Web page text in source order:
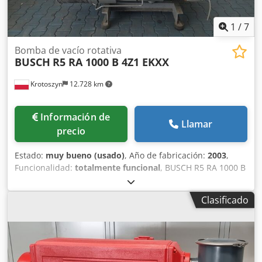
1 /7
Krotoszyn 12.728 km
Bomba de vacío rotativa
BUSCH R5 RA 1000 B 4Z1 EKXX
Información de
precio
Llamar
Estado: muy bueno (usado), Año de fabricación: 2003,
Funcionalidad: totalmente funcional, BUSCH R5 RA 1000 B
| Bomba de vacío rotativa / Sistema de vacío de alto
rendimiento Fabricante: Busch Vacuum Solutions Modelo /
Tipo: R5 RA 1000 B 4Z1 EKXX Número de serie: C035000168
Alimentación: 400 V / 3 Ph / 50 Hz Capacidad: 1000 m³/h
Velocidad de giro: 1000-1200 rpm Dimensiones generales:
1800 x 1000 x 1700 mm La bomba de vacío rotativa
Clasificado